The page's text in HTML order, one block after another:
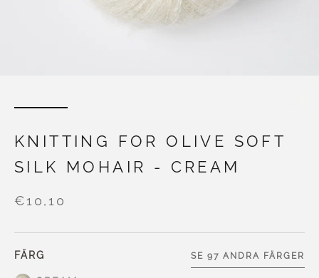
KNITTING FOR OLIVE SOFT
SILK MOHAIR - CREAM
€10,10
FÄRG SE 97 ANDRA FÄRGER